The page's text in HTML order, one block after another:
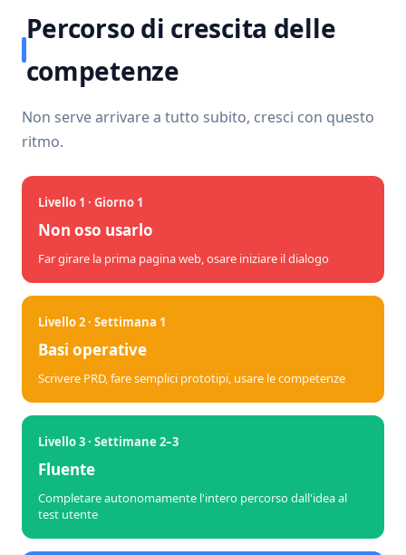
Percorso di crescita delle
competenze
Non serve arrivare a tutto subito, cresci con questo
ritmo.
Livello 1 · Giorno 1
Non oso usarlo
Far girare la prima pagina web, osare iniziare il dialogo
Livello 2 · Settimana 1
Basi operative
Scrivere PRD, fare semplici prototipi, usare le competenze
Livello 3 · Settimane 2–3
Fluente
Completare autonomamente l'intero percorso dall'idea al
test utente